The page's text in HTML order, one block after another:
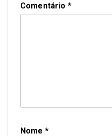
Comentário *
Nome *